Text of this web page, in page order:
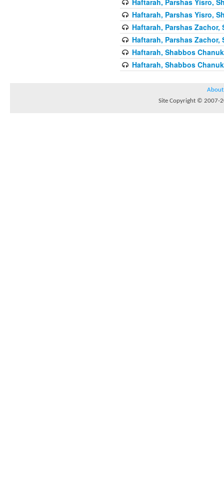
Haftarah, Parshas Yisro,
Haftarah, Parshas Zachor,
Haftarah, Parshas Zachor,
Haftarah, Shabbos
Haftarah, Shabbos
About
Site Copyright © 2007-